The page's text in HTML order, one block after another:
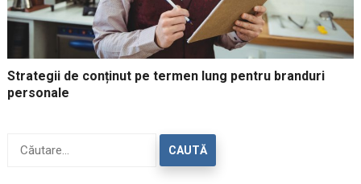
Strategii de conținut pe termen lung pentru branduri
personale
după: